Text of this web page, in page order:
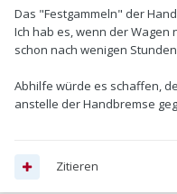
Das "Festgammeln" der
Ich hab es, wenn der
schon nach wenigen
Abhilfe würde es schaffen,
anstelle der Handbremse
Zitieren